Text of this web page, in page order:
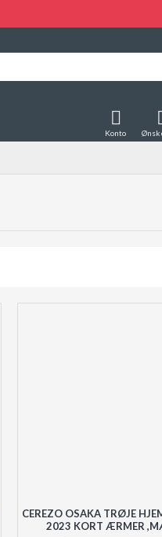
Konto
CEREZO OSAKA TRØJE
2023 KORT ÆRMER